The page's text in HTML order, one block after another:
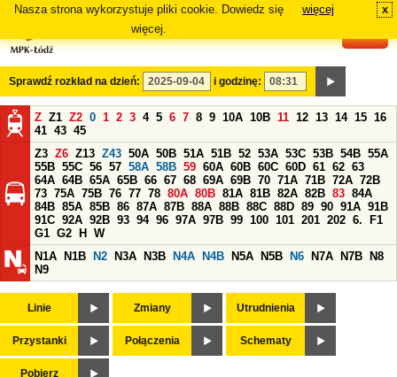
Nasza strona wykorzystuje pliki cookie. Dowiedz się
więcej.
więcej x
Sprawdź rozkład na dzień: i godzinę:
Z Z1 Z2 0 1 2 3 4 5 6 7 8 9 10A 10B 11 12 13 14 15 16
41 43 45
Z3 Z6 Z13 Z43 50A 50B 51A 51B 52 53A 53C 53B 54B 55A
55B 55C 56 57 58A 58B 59 60A 60B 60C 60D 61 62 63
64A 64B 65A 65B 66 67 68 69A 69B 70 71A 71B 72A 72B
73 75A 75B 76 77 78 80A 80B 81A 81B 82A 82B 83 84A
84B 85A 85B 86 87A 87B 88A 88B 88C 88D 89 90 91A 91B
91C 92A 92B 93 94 96 97A 97B 99 100 101 201 202 6.
F1
G1 G2 H
W
N1A
N1B N2 N3A N3B N4A N4B N5A N5B N6 N7A N7B
N8
N9
Linie Zmiany Utrudnienia
Przystanki Połączenia Schematy
Pobierz